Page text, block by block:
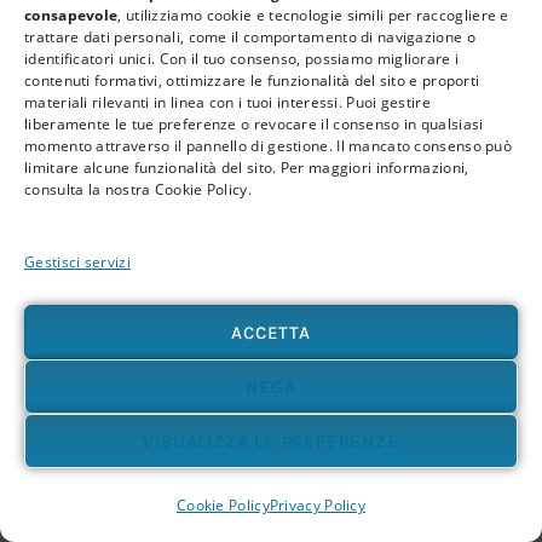
consapevole, utilizziamo cookie e tecnologie simili per raccogliere e
trattare dati personali, come il comportamento di navigazione o
identificatori unici. Con il tuo consenso, possiamo migliorare i
contenuti formativi, ottimizzare le funzionalità del sito e proporti
materiali rilevanti in linea con i tuoi interessi. Puoi gestire
liberamente le tue preferenze o revocare il consenso in qualsiasi
momento attraverso il pannello di gestione. Il mancato consenso può
limitare alcune funzionalità del sito. Per maggiori informazioni,
consulta la nostra Cookie Policy.
Gestisci servizi
ACCETTA
NEGA
VISUALIZZA LE PREFERENZE
Cookie PolicyPrivacy Policy
lavoro BioPsicoQuantistico®.
Quando la percezione cambia, cambia anche
la risposta interna. Non sempre subito, non in
modo meccanico, non secondo una formula
Per questo il lavoro sulla consapevolezza non
è astratto. È biologico.
Quando il corpo dice “troppo”